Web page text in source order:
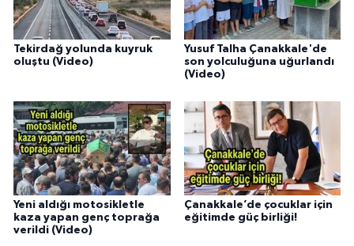
Tekirdağ yolunda kuyruk
oluştu (Video)
Yusuf Talha Çanakkale'de
son yolculuğuna uğurlandı
(Video)
Yeni aldığı motosikletle
kaza yapan genç toprağa
verildi (Video)
Çanakkale’de çocuklar için
eğitimde güç birliği!